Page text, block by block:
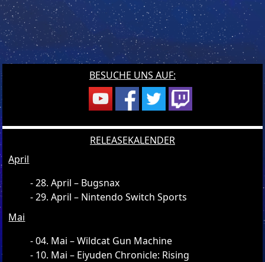
BESUCHE UNS AUF:
RELEASEKALENDER
April
28. April – Bugsnax
29. April – Nintendo Switch Sports
Mai
04. Mai – Wildcat Gun Machine
10. Mai – Eiyuden Chronicle: Rising